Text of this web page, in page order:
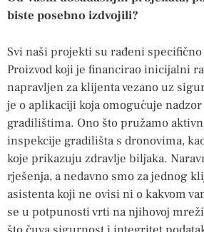
biste posebno izdvojili?
Svi naši projekti su rađeni
Proizvod koji je financirao inicijalni
napravljen za klijenta vezano uz
je o aplikaciji koja omogućuje
gradilištima. Ono što pružamo
inspekcije gradilišta s dronovima,
koje prikazuju zdravlje biljaka.
rješenja, a nedavno smo za jednog
asistenta koji ne ovisi ni o kakvom
se u potpunosti vrti na njihovoj